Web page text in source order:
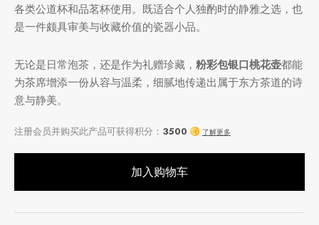
各类公道杯和品茗杯使用。既适合个人独酌时的静雅之选，也
是一件颇具审美与收藏价值的瓷器小品。
无论是日常泡茶，还是作为礼赠珍藏， 粉彩包银口桃花壶都能
为茶席增添一份从容与温柔，细腻地传递出属于东方茶道的诗
意与静美。
加入购物车
国茶
分类
因含量分类